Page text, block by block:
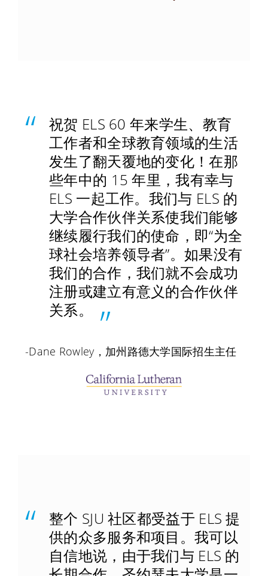
祝贺 ELS 60 年来学生、教育
工作者和全球教育领域的生活
发生了翻天覆地的变化！在那
些年中的 15 年里，我有幸与
ELS 一起工作。我们与 ELS 的
大学合作伙伴关系使我们能够
继续履行我们的使命，即“为全
球社会培养领导者”。如果没有
我们的合作，我们就不会成功
注册或建立有意义的合作伙伴
关系。
-Dane Rowley，加州路德大学国际招生主任
整个 SJU 社区都受益于 ELS 提
供的众多服务和项目。我可以
自信地说，由于我们与 ELS 的